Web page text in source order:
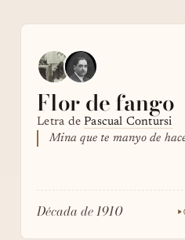
Flor de fango
Letra dePascual Contursi
Mina que te manyo de
Década de 1910